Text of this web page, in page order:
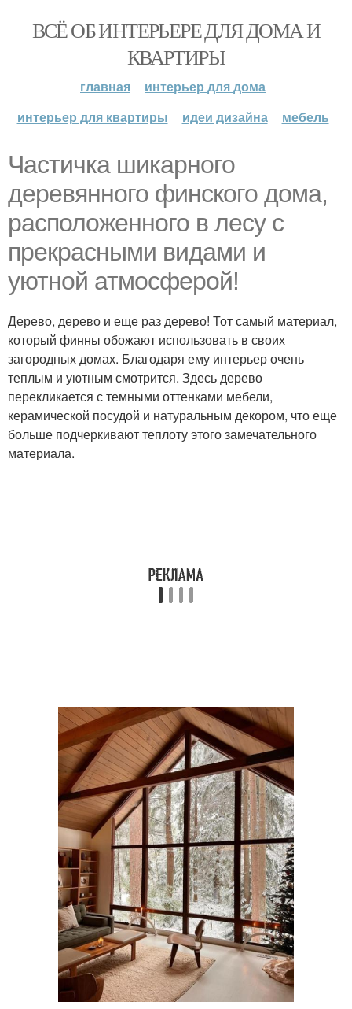
ВСЁ ОБ ИНТЕРЬЕРЕ ДЛЯ ДОМА И
КВАРТИРЫ
главная
интерьер для дома
интерьер для квартиры
идеи дизайна мебель
Частичка шикарного
деревянного финского дома,
расположенного в лесу с
прекрасными видами и
уютной атмосферой!
Дерево, дерево и еще раз дерево! Тот самый материал,
который финны обожают использовать в своих
загородных домах. Благодаря ему интерьер очень
теплым и уютным смотрится. Здесь дерево
перекликается с темными оттенками мебели,
керамической посудой и натуральным декором, что еще
больше подчеркивают теплоту этого замечательного
материала.